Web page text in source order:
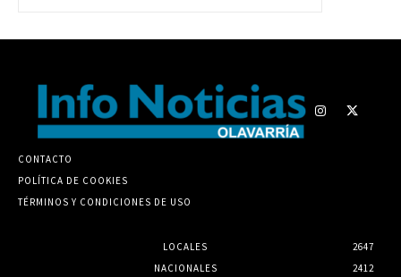
CONTACTO
POLÍTICA DE COOKIES
TÉRMINOS Y CONDICIONES DE USO
LOCALES
2647
NACIONALES
2412